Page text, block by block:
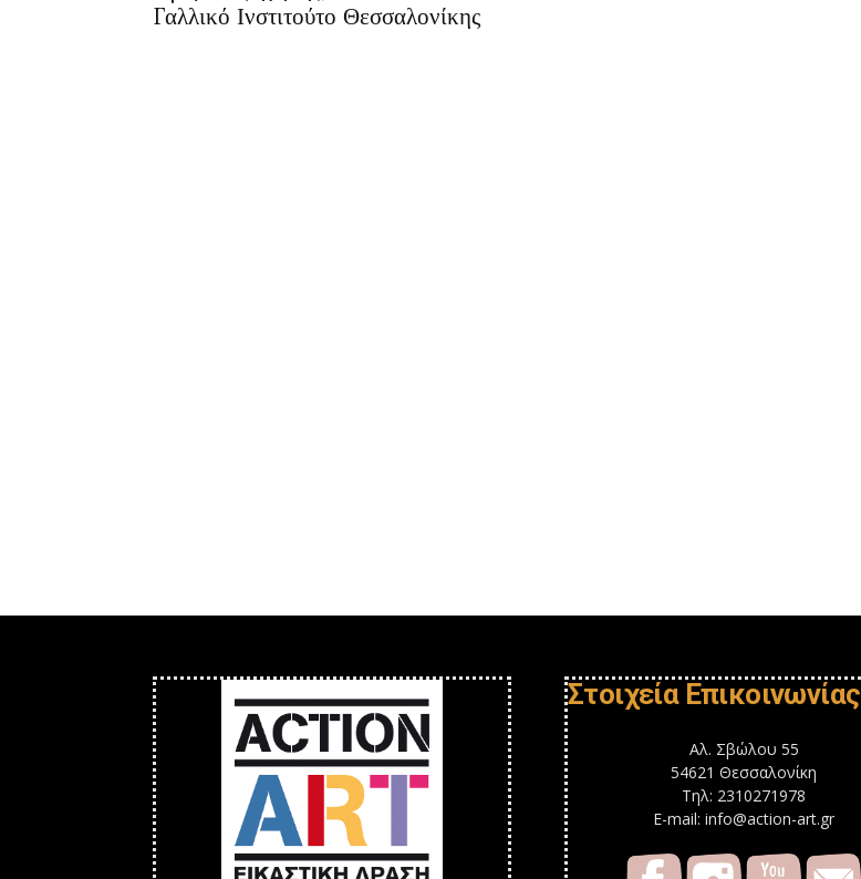
Γαλλικό Ινστιτούτο Θεσσαλονίκης
Στοιχεία Επικοινωνίας
Αλ. Σβώλου 55
54621 Θεσσαλονίκη
Τηλ: 2310271978
E-mail: info@action-art.gr